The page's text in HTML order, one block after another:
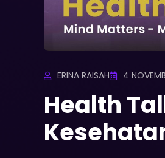
ERINA RAISAH 4
Health